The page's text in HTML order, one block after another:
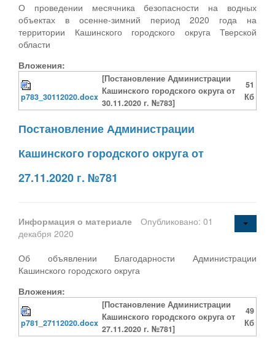
О проведении месячника безопасности на водных
объектах в осенне-зимний период 2020 года на
территории Кашинского городского округа Тверской
области
Вложения:
p783_30112020.docx
[Постановление Администрации
Кашинского городского округа от
30.11.2020 г. №783]
51
Кб
Постановление Администрации
Кашинского городского округа от
27.11.2020 г. №781
Информация о материале
Опубликовано: 01
декабря 2020
Об объявлении Благодарности Администрации
Кашинского городского округа
Вложения:
p781_27112020.docx
[Постановление Администрации
Кашинского городского округа от
27.11.2020 г. №781]
49
Кб